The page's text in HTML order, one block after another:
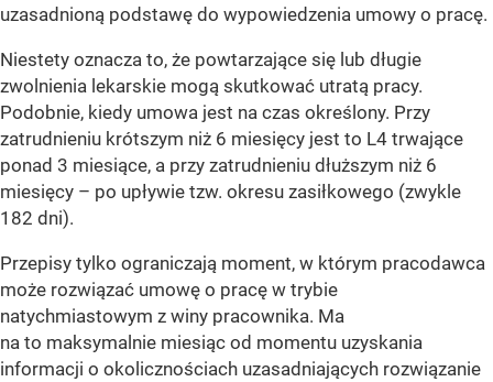
uzasadnioną podstawę do wypowiedzenia umowy o pracę.
Niestety oznacza to, że powtarzające się lub długie
zwolnienia lekarskie mogą skutkować utratą pracy.
Podobnie, kiedy umowa jest na czas określony. Przy
zatrudnieniu krótszym niż 6 miesięcy jest to L4 trwające
ponad 3 miesiące, a przy zatrudnieniu dłuższym niż 6
miesięcy – po upływie tzw. okresu zasiłkowego (zwykle
182 dni).
Przepisy tylko ograniczają moment, w którym pracodawca
może rozwiązać umowę o pracę w trybie
natychmiastowym z winy pracownika. Ma
na to maksymalnie miesiąc od momentu uzyskania
informacji o okolicznościach uzasadniających rozwiązanie